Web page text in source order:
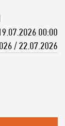
00:00
/ 22.07.2026